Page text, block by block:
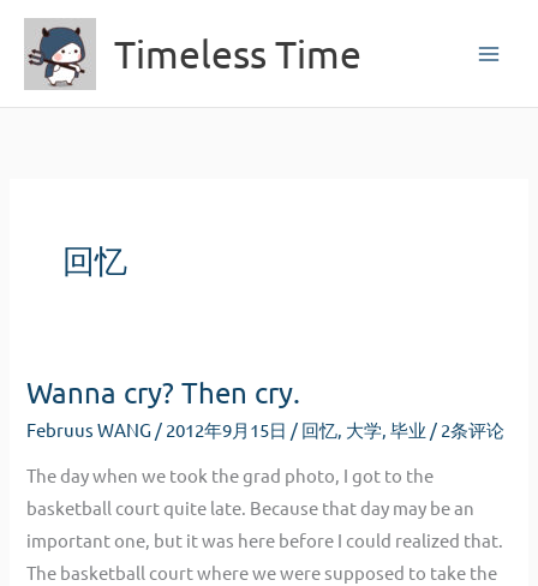
容
Timeless Time
回忆
Wanna cry? Then cry.
Februus WANG / 2012年9月15日 / 回忆 大学 ,毕业 / 2条评论
The day when we took the grad photo, I got to the
basketball court quite late. Because that day may be an
important one, but it was here before I could realized that.
The basketball court where we were supposed to take the